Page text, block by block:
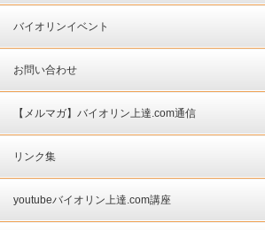
バイオリンイベント
お問い合わせ
【メルマガ】バイオリン上達.com通信
リンク集
youtubeバイオリン上達.com講座